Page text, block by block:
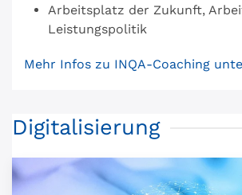
Arbeitsplatz der Zukunft,
Leistungspolitik
Mehr Infos zu INQA-Coaching
Digitalisierung